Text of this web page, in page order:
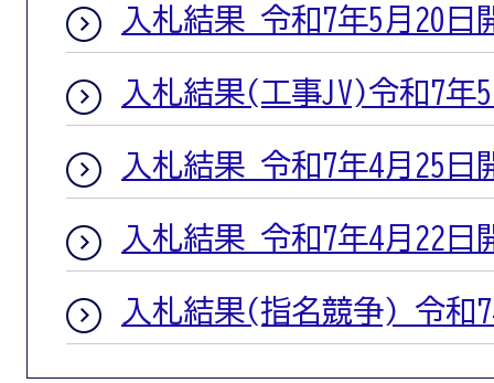
入札結果 令和7年5月20日
入札結果(工事JV)令和7年
入札結果 令和7年4月25日
入札結果 令和7年4月22日
入札結果(指名競争) 令和